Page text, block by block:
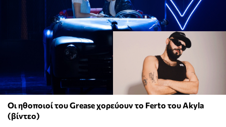
Οι ηθοποιοί του Grease χορεύουν το Ferto του Αkyla
(βίντεο)